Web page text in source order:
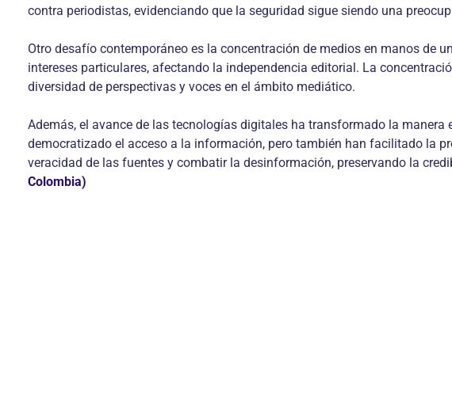
contra periodistas, evidenciando que la seguridad sigue siendo una
Otro desafío contemporáneo es la concentración de medios en manos
intereses particulares, afectando la independencia editorial. La
diversidad de perspectivas y voces en el ámbito mediático.
Además, el avance de las tecnologías digitales ha transformado la
democratizado el acceso a la información, pero también han facilitado la
veracidad de las fuentes y combatir la desinformación, preservando la
Colombia)